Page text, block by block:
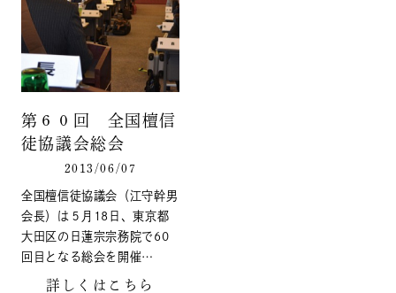
第６０回 全国檀信
徒協議会総会
2013/06/07
全国檀信徒協議会（江守幹男
会長）は５月18日、東京都
大田区の日蓮宗宗務院で60
回目となる総会を開催…
詳しくはこちら